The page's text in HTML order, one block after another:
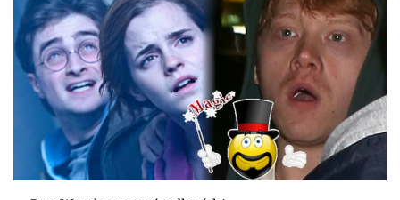
Youtubeři
Virály
Sex a vztahy
Videa
Sledujte prima+